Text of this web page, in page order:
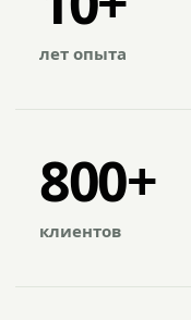
лет опыта
800+
клиентов